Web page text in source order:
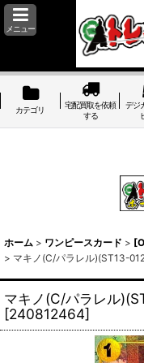
メニュー
カテゴリ
宅配買取を依頼
する
デジ
ホーム > ワンピースカード >
> マキノ(C/パラレル)(ST13-
マキノ(C/パラレル
[240812464]